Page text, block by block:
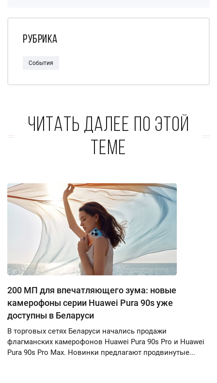
Рубрика
События
Читать далее по этой
теме
200 МП для впечатляющего зума: новые
камерофоны серии Huawei Pura 90s уже
доступны в Беларуси
В торговых сетях Беларуси начались продажи
флагманских камерофонов Huawei Pura 90s Pro и Huawei
Pura 90s Pro Max. Новинки предлагают продвинутые...